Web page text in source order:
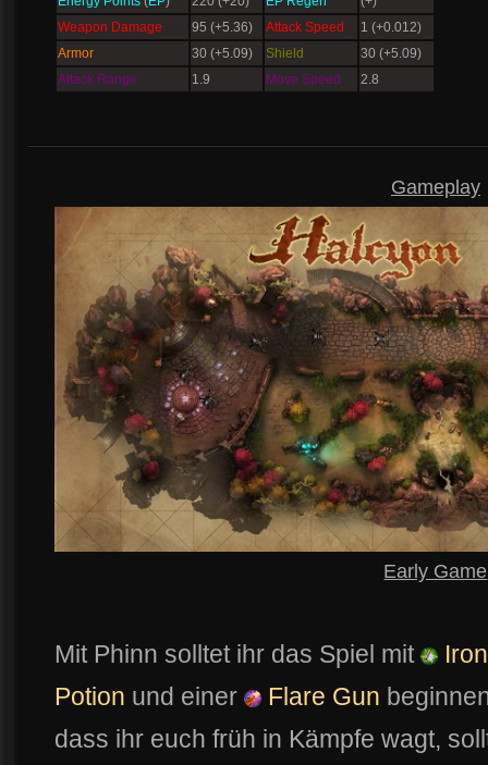
Weapon Damage
95 (+5.36) Attack Speed
1 (+0.012)
Armor
30 (+5.09) Shield
30 (+5.09)
Attack Range
1.9 Move Speed 2.8
Gameplay
Early Game
Mit Phinn solltet ihr das Spiel mit
Potion und einer Flare Gun
dass ihr euch früh in Kämpfe wagt,